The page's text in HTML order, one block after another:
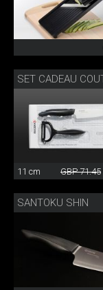
11 cm GBP 71.45
SANTOKU SHIN